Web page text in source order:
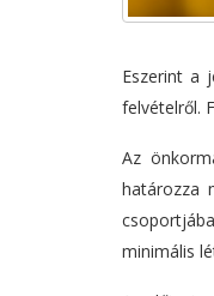
Eszerint a
felvételről.
Az
határozza
minimális